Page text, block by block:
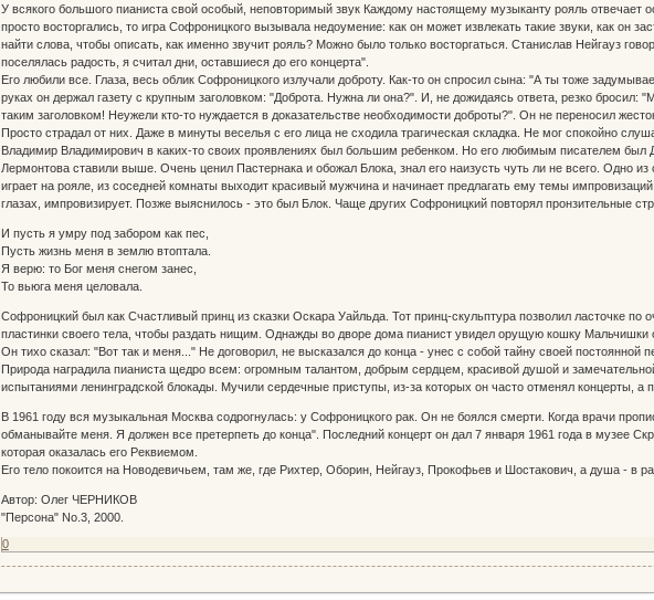
У всякого большого пианиста свой особый, неповторимый звук Каждому настоящему музыканту рояль
просто восторгались, то игра Софроницкого вызывала недоумение: как он может извлекать такие звуки, как он
найти слова, чтобы описать, как именно звучит рояль? Можно было только восторгаться. Станислав Нейгауз
поселялась радость, я считал дни, оставшиеся до его концерта".
Его любили все. Глаза, весь облик Софроницкого излучали доброту. Как-то он спросил сына: "А ты тоже
руках он держал газету с крупным заголовком: "Доброта. Нужна ли она?". И, не дожидаясь ответа, резко бросил:
таким заголовком! Неужели кто-то нуждается в доказательстве необходимости доброты?". Он не переносил
Просто страдал от них. Даже в минуты веселья с его лица не сходила трагическая складка. Не мог спокойно
Владимир Владимирович в каких-то своих проявлениях был большим ребенком. Но его любимым писателем был
Лермонтова ставили выше. Очень ценил Пастернака и обожал Блока, знал его наизусть чуть ли не всего. Одно
играет на рояле, из соседней комнаты выходит красивый мужчина и начинает предлагать ему темы
глазах, импровизирует. Позже выяснилось - это был Блок. Чаще других Софроницкий повторял пронзительные
И пусть я умру под забором как пес,
Пусть жизнь меня в землю втоптала.
Я верю: то Бог меня снегом занес,
То вьюга меня целовала.
Софроницкий был как Счастливый принц из сказки Оскара Уайльда. Тот принц-скульптура позволил ласточке по
пластинки своего тела, чтобы раздать нищим. Однажды во дворе дома пианист увидел орущую кошку Мальчишки
Он тихо сказал: "Вот так и меня..." Не договорил, не высказался до конца - унес с собой тайну своей постоянной
Природа наградила пианиста щедро всем: огромным талантом, добрым сердцем, красивой душой и
испытаниями ленинградской блокады. Мучили сердечные приступы, из-за которых он часто отменял концерты, а
В 1961 году вся музыкальная Москва содрогнулась: у Софроницкого рак. Он не боялся смерти. Когда врачи
обманывайте меня. Я должен все претерпеть до конца". Последний концерт он дал 7 января 1961 года в музее
которая оказалась его Реквиемом.
Его тело покоится на Новодевичьем, там же, где Рихтер, Оборин, Нейгауз, Прокофьев и Шостакович, а душа - в
Автор: Олег ЧЕРНИКОВ
"Персона" No.3, 2000.
0